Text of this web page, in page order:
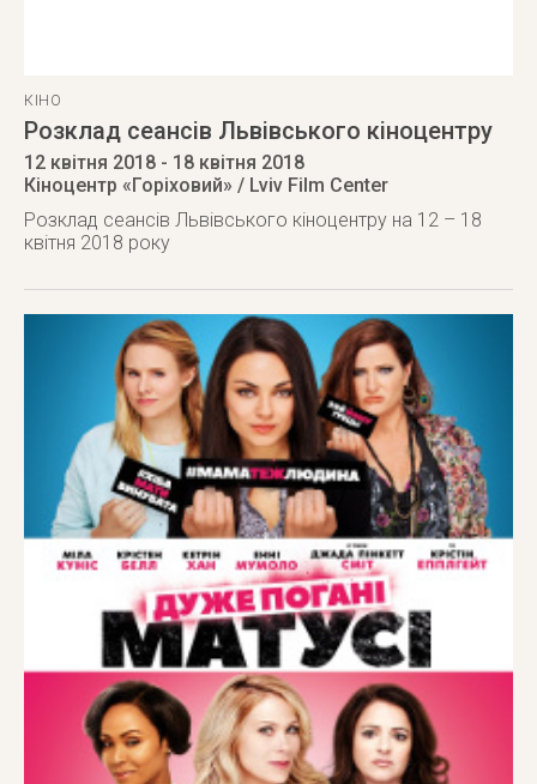
КІНО
Розклад сеансів Львівського кіноцентру
12 квітня 2018 - 18 квітня 2018
Кіноцентр «Горіховий» / Lviv Film Center
Розклад сеансів Львівського кіноцентру на 12 – 18
квітня 2018 року